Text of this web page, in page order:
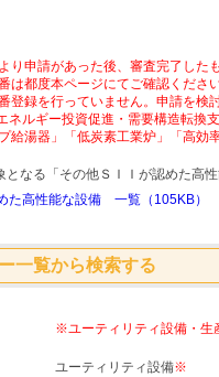
り申請があった後、審査完了した
は都度本ページにてご確認くださ
登録を行っていません。申請を検
ネルギー投資促進・需要構造転換
給湯器」「低炭素工業炉」「高
なる「その他ＳＩＩが認めた高
た高性能な設備 一覧（105KB）
一覧から検索する
※ユーティリティ設備・生
ユーティリティ設備※